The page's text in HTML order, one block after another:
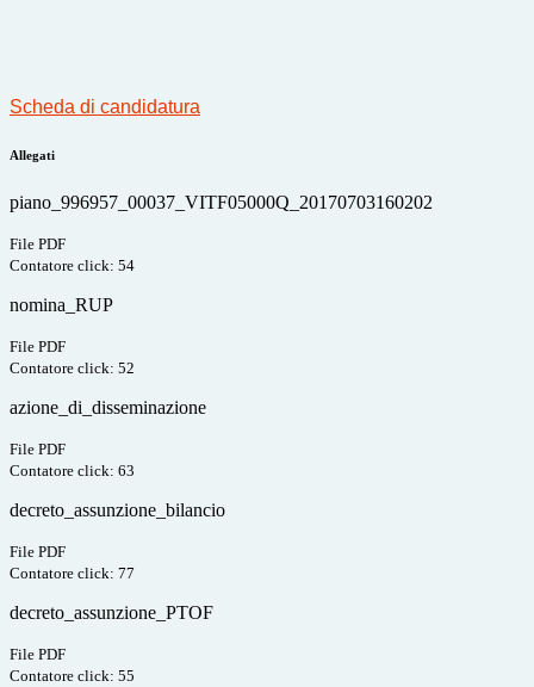
Scheda di candidatura
Allegati
piano_996957_00037_VITF05000Q_20170703160202
File PDF
Contatore click: 54
nomina_RUP
File PDF
Contatore click: 52
azione_di_disseminazione
File PDF
Contatore click: 63
decreto_assunzione_bilancio
File PDF
Contatore click: 77
decreto_assunzione_PTOF
File PDF
Contatore click: 55